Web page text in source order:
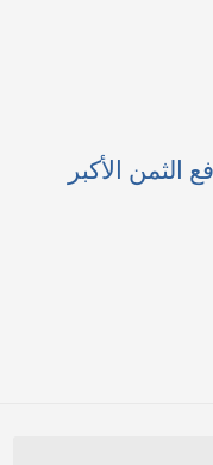
الأكبر